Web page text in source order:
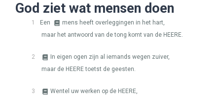
God ziet wat mensen doen
1 Een
mens heeft overleggingen in het hart,
maar het antwoord van de tong komt van de HEERE.
2
In eigen ogen zijn al iemands wegen zuiver,
maar de HEEREtoetst de geesten.
3 Wentel uw werken op de HEERE,